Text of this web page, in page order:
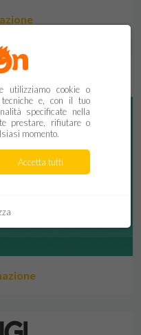
utilizziamo cookie o
e, con il tuo
specificate nella
prestare, rifiutare o
momento.
Accetta tutti